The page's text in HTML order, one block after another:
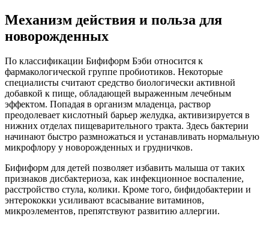
Механизм действия и польза для
новорожденных
По классификации Бифиформ Бэби относится к
фармакологической группе пробиотиков. Некоторые
специалисты считают средство биологически активной
добавкой к пище, обладающей выраженным лечебным
эффектом. Попадая в организм младенца, раствор
преодолевает кислотный барьер желудка, активизируется в
нижних отделах пищеварительного тракта. Здесь бактерии
начинают быстро размножаться и устанавливать нормальную
микрофлору у новорожденных и грудничков.
Бифиформ для детей позволяет избавить малыша от таких
признаков дисбактериоза, как инфекционное воспаление,
расстройство стула, колики. Кроме того, бифидобактерии и
энтерококки усиливают всасывание витаминов,
микроэлементов, препятствуют развитию аллергии.